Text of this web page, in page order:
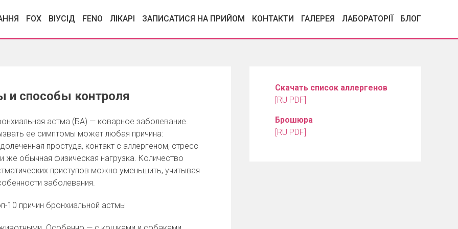
FOX ВІУСІД FENО ЛІКАРІ ЗАПИСАТИСЯ НА ПРИЙОМ КОНТАКТИ ГАЛЕРЕЯ ЛАБОРАТОРІЇ БЛОГ
и способы контроля
астма (БА) — коварное заболевание.
ее симптомы может любая причина:
простуда, контакт с аллергеном, стресс
же обычная физическая нагрузка. Количество
приступов можно уменьшить, учитывая
заболевания.
10 причин бронхиальной астмы
Скачать список аллергенов
[RU PDF]
Брошюра
[RU PDF]